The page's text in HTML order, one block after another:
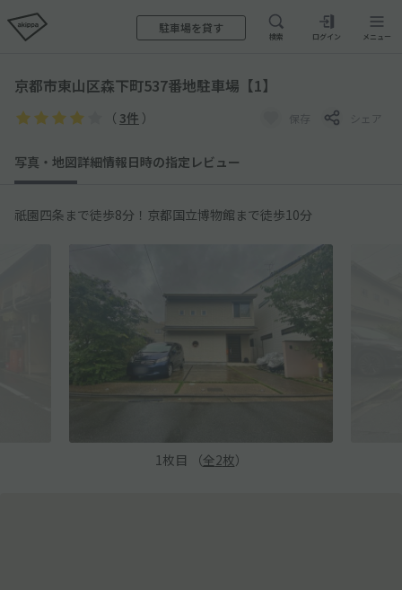
駐車場を貸す
検索 ログイン メニュー
京都市東山区森下町537番地駐車場【1】
（ 3件 ） 保存 シェア
写真・地図詳細情報日時の指定 レビュー
祇園四条まで徒歩8分！京都国立博物館まで徒歩10分
1 枚目 （全2枚）